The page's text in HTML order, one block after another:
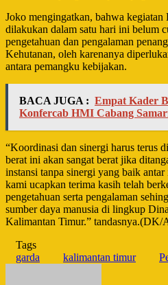
Joko mengingatkan, bahwa
dilakukan dalam satu hari ini belum
pengetahuan dan pengalaman
Kehutanan, oleh karenanya
antara pemangku kebijakan.
BACA JUGA : Empat Kader
Konfercab HMI Cabang
“Koordinasi dan sinergi harus terus
berat ini akan sangat berat jika
instansi tanpa sinergi yang baik
kami ucapkan terima kasih telah
pengetahuan serta pengalaman
sumber daya manusia di lingkup
Kalimantan Timur.”
Tags
garda
kalimantan timur